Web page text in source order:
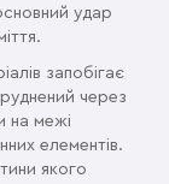
удар
запобігає
через
на межі
елементів.
якого